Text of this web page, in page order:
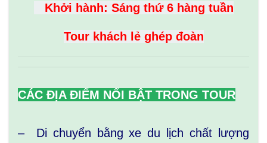
Khởi hành: Sáng thứ 6 hàng tuần
Tour khách lẻ ghép đoàn
CÁC ĐỊA ĐIỂM NỔI BẬT TRONG TOUR
– Di chuyển bằng xe du lịch chất lượng